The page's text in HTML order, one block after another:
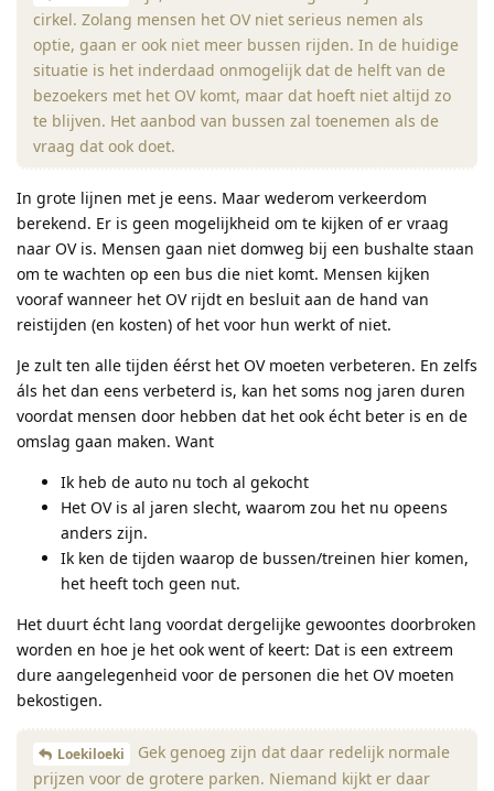
cirkel. Zolang mensen het OV niet serieus nemen als
optie, gaan er ook niet meer bussen rijden. In de huidige
situatie is het inderdaad onmogelijk dat de helft van de
bezoekers met het OV komt, maar dat hoeft niet altijd zo
te blijven. Het aanbod van bussen zal toenemen als de
vraag dat ook doet.
In grote lijnen met je eens. Maar wederom verkeerdom
berekend. Er is geen mogelijkheid om te kijken of er vraag
naar OV is. Mensen gaan niet domweg bij een bushalte staan
om te wachten op een bus die niet komt. Mensen kijken
vooraf wanneer het OV rijdt en besluit aan de hand van
reistijden (en kosten) of het voor hun werkt of niet.
Je zult ten alle tijden éérst het OV moeten verbeteren. En zelfs
áls het dan eens verbeterd is, kan het soms nog jaren duren
voordat mensen door hebben dat het ook écht beter is en de
omslag gaan maken. Want
Ik heb de auto nu toch al gekocht
Het OV is al jaren slecht, waarom zou het nu opeens
anders zijn.
Ik ken de tijden waarop de bussen/treinen hier komen,
het heeft toch geen nut.
Het duurt écht lang voordat dergelijke gewoontes doorbroken
worden en hoe je het ook went of keert: Dat is een extreem
dure aangelegenheid voor de personen die het OV moeten
bekostigen.
Loekiloeki
Gek genoeg zijn dat daar redelijk normale
prijzen voor de grotere parken. Niemand kijkt er daar